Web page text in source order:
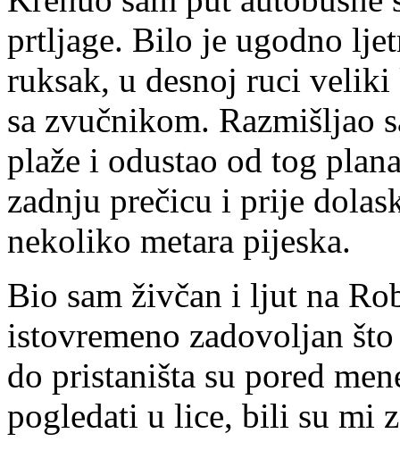
prtljage. Bilo je ugodno
ruksak, u desnoj ruci
sa zvučnikom. Razmišljao
plaže i odustao od tog
zadnju prečicu i prije
nekoliko metara pijeska.
Bio sam živčan i ljut na
istovremeno zadovoljan
do pristaništa su pored
pogledati u lice, bili su mi